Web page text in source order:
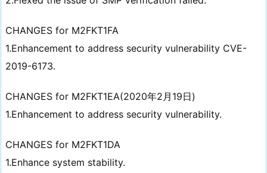
CHANGES for M2FKT1FA
1.Enhancement to address security vulnerability CVE-
2019-6173.
CHANGES for M2FKT1EA(2020年2月19日)
1.Enhancement to address security vulnerability.
CHANGES for M2FKT1DA
1.Enhance system stability.